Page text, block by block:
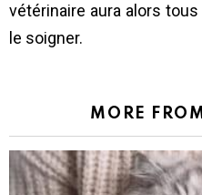
vétérinaire aura alors
le soigner.
MORE